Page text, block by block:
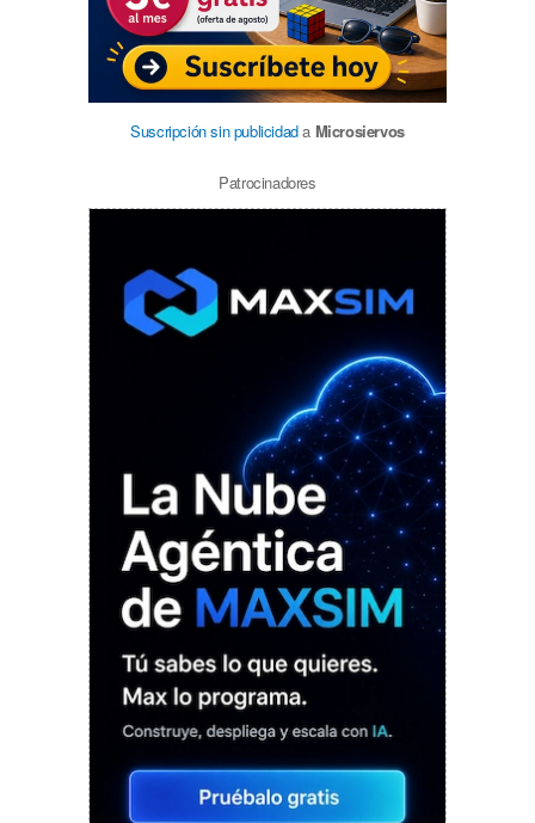
Suscripción sin publicidada Microsiervos
Patrocinadores